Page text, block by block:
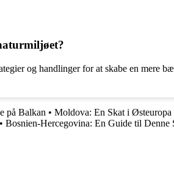
og handlinger for at skabe en mere
på Balkan • Moldova: En Skat i Østeuropa
• Bosnien-Hercegovina: En Guide til Denne